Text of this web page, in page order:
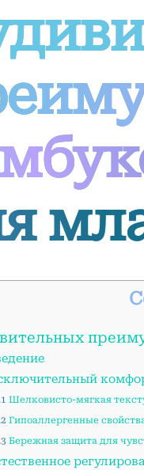
Шелковисто-мягкая
Гипоаллергенные
Бережная защита для